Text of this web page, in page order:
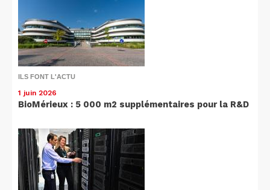
ILS FONT L'ACTU
1 juin 2026
BioMérieux : 5 000 m2 supplémentaires pour la R&D